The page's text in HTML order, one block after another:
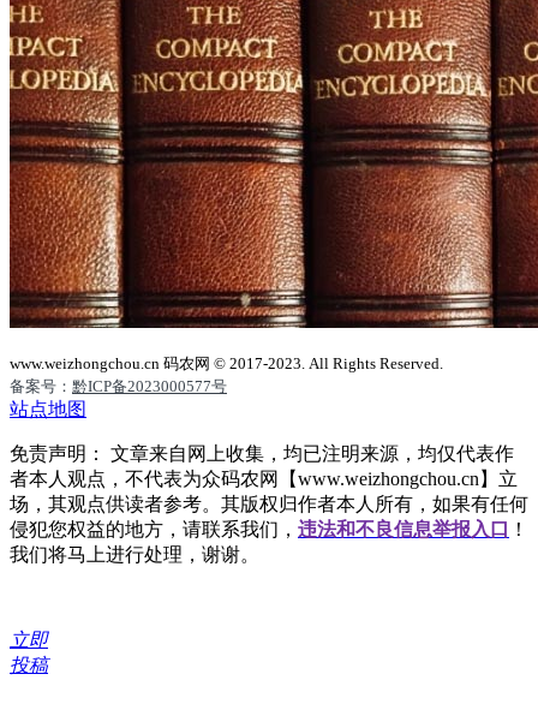
www.weizhongchou.cn 码农网 © 2017-2023. All Rights Reserved.
备案号： 黔ICP备2023000577号
站点地图
免责声明： 文章来自网上收集，均已注明来源，均仅代表作
者本人观点，不代表为众码农网【www.weizhongchou.cn】立
场，其观点供读者参考。其版权归作者本人所有，如果有任何
侵犯您权益的地方，请联系我们， 违法和不良信息举报入口
！
我们将马上进行处理，谢谢。
立即
投稿